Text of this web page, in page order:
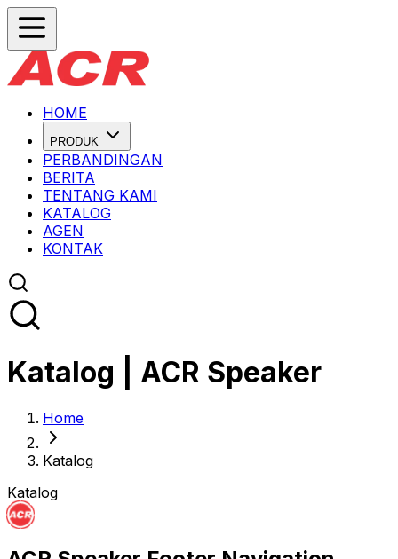
HOME
PRODUK
PERBANDINGAN
BERITA
TENTANG KAMI
KATALOG
AGEN
KONTAK
Katalog | ACR Speaker
Home
Katalog
Katalog